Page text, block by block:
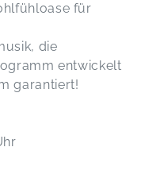
für
die
entwickelt
garantiert!